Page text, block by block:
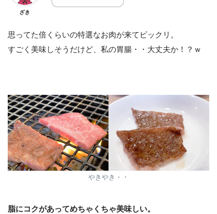
ざき
思ってた倍くらいの特選なお肉が来てビックリ。
すごく美味しそうだけど、私の胃腸・・大丈夫か！？ｗ
やきやき・・
脂にコクがあってめちゃくちゃ美味しい。